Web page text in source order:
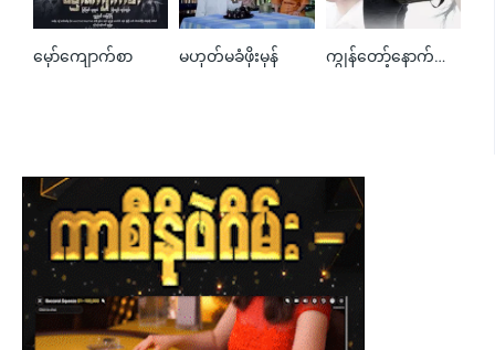
မှော်ကျောက်စာ မဟုတ်မခံဖိုးမှန် 0
ကျွန်တော့်နောက်ကလူ